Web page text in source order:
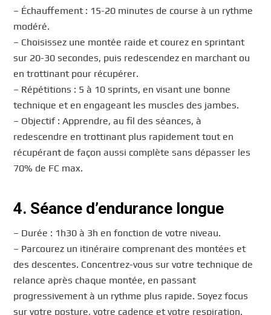
– Échauffement : 15-20 minutes de course à un rythme
modéré.
– Choisissez une montée raide et courez en sprintant
sur 20-30 secondes, puis redescendez en marchant ou
en trottinant pour récupérer.
– Répétitions : 5 à 10 sprints, en visant une bonne
technique et en engageant les muscles des jambes.
– Objectif : Apprendre, au fil des séances, à
redescendre en trottinant plus rapidement tout en
récupérant de façon aussi complète sans dépasser les
70% de FC max.
4. Séance d’endurance longue
– Durée : 1h30 à 3h en fonction de votre niveau.
– Parcourez un itinéraire comprenant des montées et
des descentes. Concentrez-vous sur votre technique de
relance après chaque montée, en passant
progressivement à un rythme plus rapide. Soyez focus
sur votre posture, votre cadence et votre respiration.